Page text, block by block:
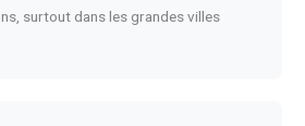
surtout dans les grandes villes